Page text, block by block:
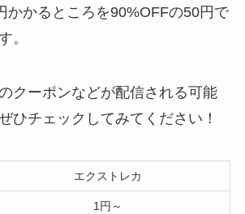
かかるところを90%OFFの50円で
。
クーポンなどが配信される可能
ひチェックしてみてください！
エクストレカ
1円～